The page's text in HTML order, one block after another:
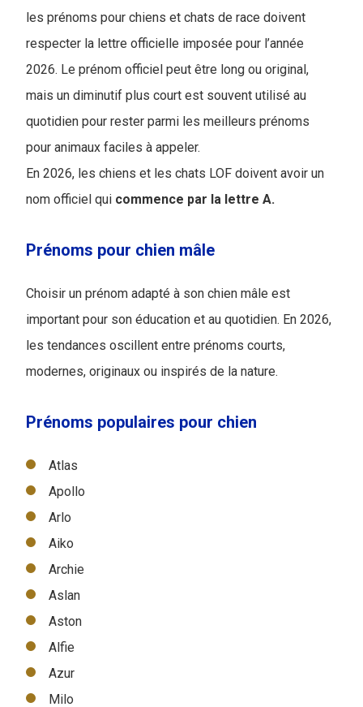
les prénoms pour chiens et chats de race doivent
respecter la lettre officielle imposée pour l’année
2026. Le prénom officiel peut être long ou original,
mais un diminutif plus court est souvent utilisé au
quotidien pour rester parmi les meilleurs prénoms
pour animaux faciles à appeler.
En 2026, les chiens et les chats LOF doivent avoir un
nom officiel qui commence par la lettre A.
Prénoms pour chien mâle
Choisir un prénom adapté à son chien mâle est
important pour son éducation et au quotidien. En 2026,
les tendances oscillent entre prénoms courts,
modernes, originaux ou inspirés de la nature.
Prénoms populaires pour chien
Atlas
Apollo
Arlo
Aiko
Archie
Aslan
Aston
Alfie
Azur
Milo